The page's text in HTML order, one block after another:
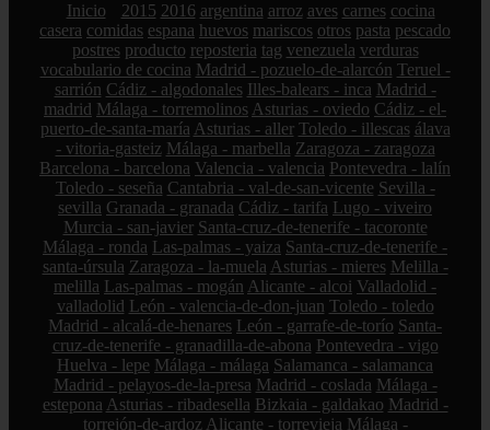
Inicio 2015 2016 argentina arroz aves carnes cocina
casera comidas espana huevos mariscos otros pasta pescado
postres producto reposteria tag venezuela verduras
vocabulario de cocina Madrid - pozuelo-de-alarcón Teruel -
sarrión Cádiz - algodonales Illes-balears - inca Madrid -
madrid Málaga - torremolinos Asturias - oviedo Cádiz - el-
puerto-de-santa-maría Asturias - aller Toledo - illescas álava
- vitoria-gasteiz Málaga - marbella Zaragoza - zaragoza
Barcelona - barcelona Valencia - valencia Pontevedra - lalín
Toledo - seseña Cantabria - val-de-san-vicente Sevilla -
sevilla Granada - granada Cádiz - tarifa Lugo - viveiro
Murcia - san-javier Santa-cruz-de-tenerife - tacoronte
Málaga - ronda Las-palmas - yaiza Santa-cruz-de-tenerife -
santa-úrsula Zaragoza - la-muela Asturias - mieres Melilla -
melilla Las-palmas - mogán Alicante - alcoi Valladolid -
valladolid León - valencia-de-don-juan Toledo - toledo
Madrid - alcalá-de-henares León - garrafe-de-torío Santa-
cruz-de-tenerife - granadilla-de-abona Pontevedra - vigo
Huelva - lepe Málaga - málaga Salamanca - salamanca
Madrid - pelayos-de-la-presa Madrid - coslada Málaga -
estepona Asturias - ribadesella Bizkaia - galdakao Madrid -
torrejón-de-ardoz Alicante - torrevieja Málaga -